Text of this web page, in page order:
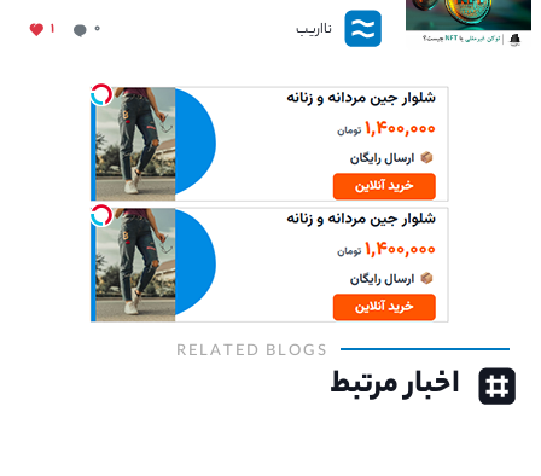
نااریب ۰ ۱
RELATED BLOGS
اخبار مرتبط